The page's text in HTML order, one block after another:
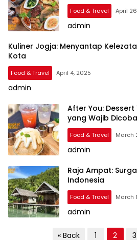
Food & Travel April
admin
Kuliner Jogja: Menyantap
Kota
Food & Travel April 4, 2025
admin
After You:
yang Wajib Dicoba
Food & Travel March
admin
Raja Ampat:
Indonesia
Food & Travel March
admin
« Back 1 2 3